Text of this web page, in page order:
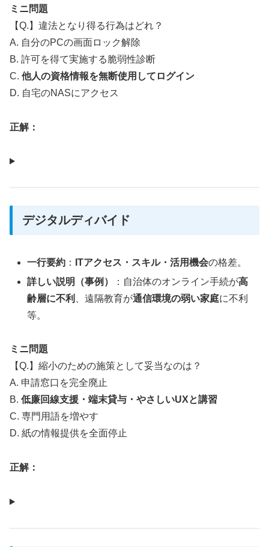
ミニ問題
【Q.】違法となり得る行為はどれ？
A. 自分のPCの画面ロック解除
B. 許可を得て実施する脆弱性診断
C. 他人の資格情報を無断使用してログイン
D. 自宅のNASにアクセス
正解：
デジタルディバイド
一行要約 ： ITアクセス・スキル・活用機会の格差。
詳しい説明（事例）
：自治体のオンライン手続が高
齢層に不利
、遠隔教育が通信環境の弱い家庭に不利
等。
ミニ問題
【Q.】縮小のための施策として妥当なのは？
A. 申請窓口を完全廃止
B. 低廉回線支援・端末貸与・やさしいUXと講習
C. 専門用語を増やす
D. 紙の情報提供を全面停止
正解：